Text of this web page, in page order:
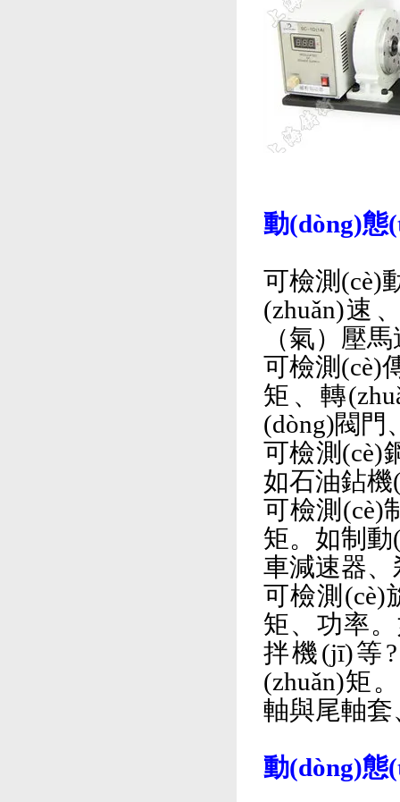
動(dòng)態
可檢測(cè)
(zhuǎn)速
（氣）壓馬
可檢測(cè)
矩、轉
(dòng)閥門
可檢測(cè)
如石油鉆機
可檢測(cè)
矩。如制動
車減速器、
可檢測(cè)
矩、功率
拌機(jī)等
(zhuǎn)矩
軸與尾軸套
動(dòng)態